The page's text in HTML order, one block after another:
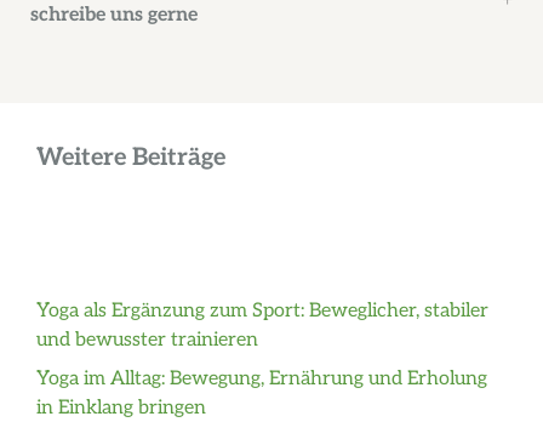
schreibe uns gerne
Weitere Beiträge
Yoga als Ergänzung zum Sport: Beweglicher, stabiler
und bewusster trainieren
Yoga im Alltag: Bewegung, Ernährung und Erholung
in Einklang bringen